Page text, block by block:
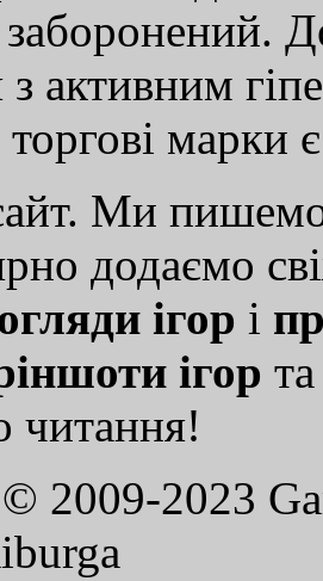
заборонений.
з активним
торгові марки
Ми
додаємо
ігор і
ігор
читання!
2009-2023